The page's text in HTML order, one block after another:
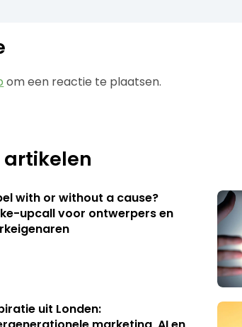
om een reactie te plaatsen.
with or without a cause?
upcall voor ontwerpers en
uit Londen: